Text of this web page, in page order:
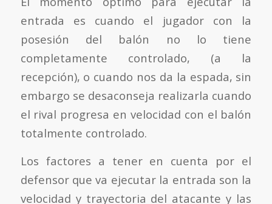
entrada es cuando el jugador con la
posesión del balón no lo tiene
completamente controlado, (a la
recepción), o cuando nos da la espada, sin
embargo se desaconseja realizarla cuando
el rival progresa en velocidad con el balón
totalmente controlado.
Los factores a tener en cuenta por el
defensor que va ejecutar la entrada son la
velocidad y trayectoria del atacante y las